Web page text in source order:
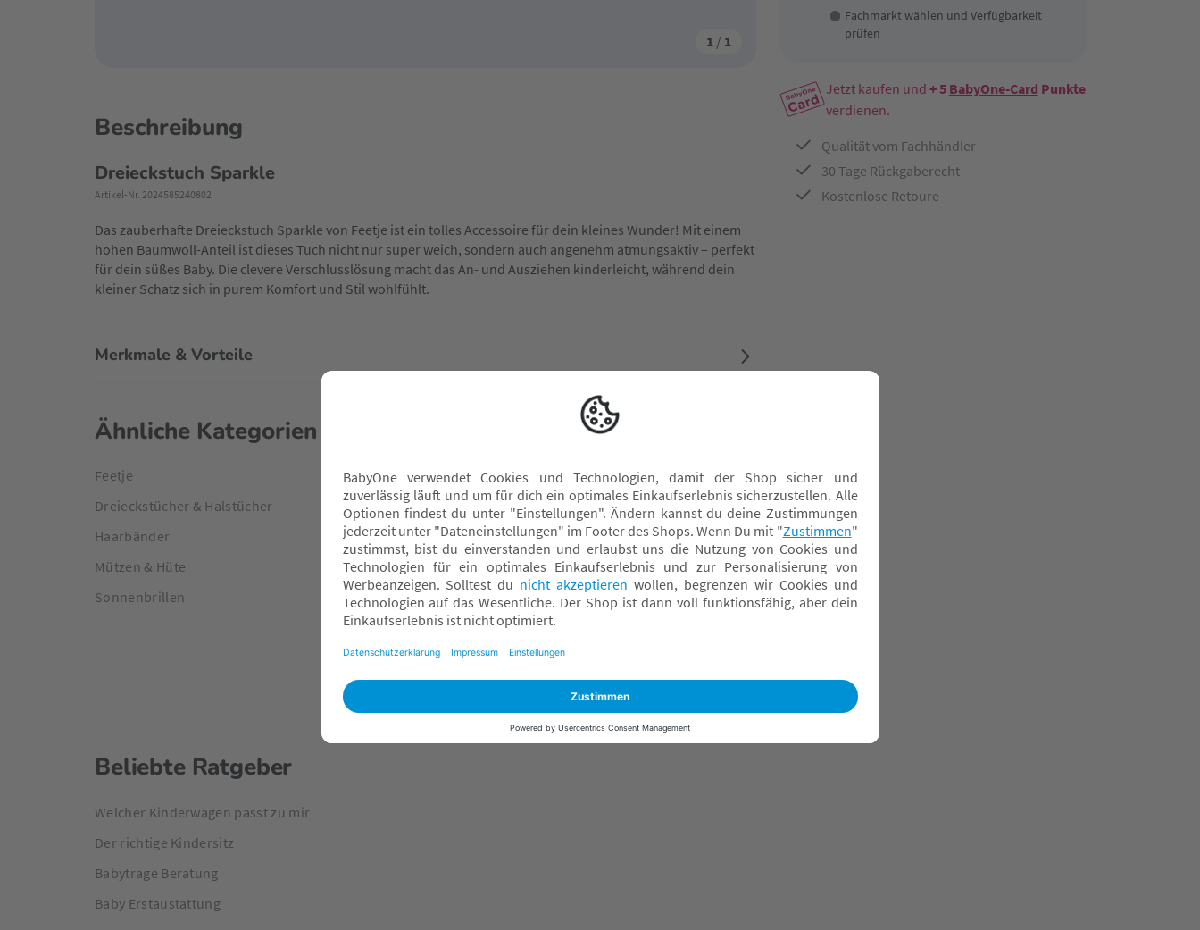
1 / 1
Fachmarkt wählen und Verfügbarkeit
prüfen
Jetzt kaufen und + 5 BabyOne-Card Punkte
verdienen.
Qualität vom Fachhändler
30 Tage Rückgaberecht
Kostenlose Retoure
Beschreibung
Dreieckstuch Sparkle
Artikel-Nr. 2024585240802
Das zauberhafte Dreieckstuch Sparkle von Feetje ist ein tolles Accessoire für dein kleines Wunder! Mit einem
hohen Baumwoll-Anteil ist dieses Tuch nicht nur super weich, sondern auch angenehm atmungsaktiv – perfekt
für dein süßes Baby. Die clevere Verschlusslösung macht das An- und Ausziehen kinderleicht, während dein
kleiner Schatz sich in purem Komfort und Stil wohlfühlt.
Merkmale & Vorteile
Ähnliche Kategorien
Feetje
Dreieckstücher & Halstücher
Haarbänder
Mützen & Hüte
Sonnenbrillen
Beliebte Ratgeber
Welcher Kinderwagen passt zu mir
Der richtige Kindersitz
Babytrage Beratung
Baby Erstaustattung